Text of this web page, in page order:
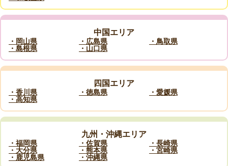
中国エリア
・岡山県 ・広島県
・鳥取県
・島根県
・山口県
四国エリア
・香川県 ・徳島県
・愛媛県
・高知県
九州・沖縄エリア
・福岡県 ・佐賀県
・長崎県
・大分県
・熊本県
・宮崎県
・鹿児島県
・沖縄県